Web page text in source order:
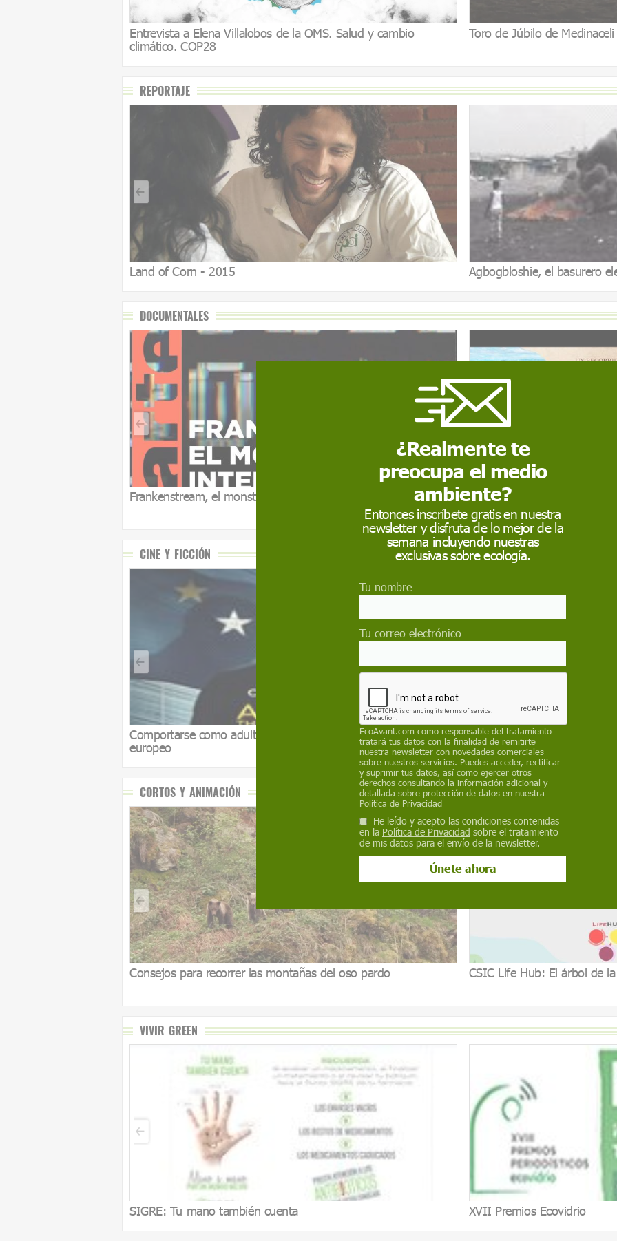
Entrevista a Elena Villalobos de la OMS. Salud y cambio
climático. COP28
Toro de Júbilo de
REPORTAJE
Land of Corn - 2015 Agbogbloshie, el basurero
DOCUMENTALES
Frankenstream, el monstruo que nos devora IBeRIA. Naturaleza infinita
CINE Y FICCIÓN
Comportarse como adultos: mi batalla contra el 'establishment'
europeo
Aguas Oscuras
CORTOS Y ANIMACIÓN
Consejos para recorrer las montañas del oso pardo CSIC Life Hub: El árbol de
VIVIR GREEN
SIGRE: Tu mano también cuenta XVII Premios Ecovidrio
¿Realmente te
preocupa el medio
ambiente?
Entonces inscríbete gratis en nuestra
newsletter y disfruta de lo mejor de la
semana incluyendo nuestras
exclusivas sobre ecología.
Tu nombre
Tu correo electrónico
EcoAvant.com como responsable del tratamiento
tratará tus datos con la finalidad de remitirte
nuestra newsletter con novedades comerciales
sobre nuestros servicios. Puedes acceder, rectificar
y suprimir tus datos, así como ejercer otros
derechos consultando la información adicional y
detallada sobre protección de datos en nuestra
Política de Privacidad
He leído y acepto las condiciones contenidas
en la Política de Privacidad sobre el tratamiento
de mis datos para el envío de la newsletter.